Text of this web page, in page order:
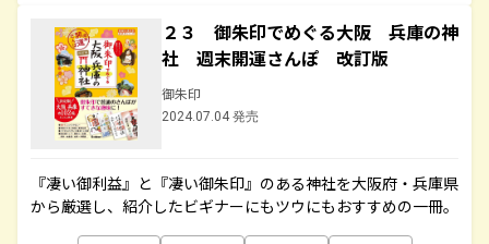
２３ 御朱印でめぐる大阪 兵庫の神
社 週末開運さんぽ 改訂版
御朱印
2024.07.04 発売
『凄い御利益』と『凄い御朱印』のある神社を大阪府・兵庫県
から厳選し、紹介したビギナーにもツウにもおすすめの一冊。